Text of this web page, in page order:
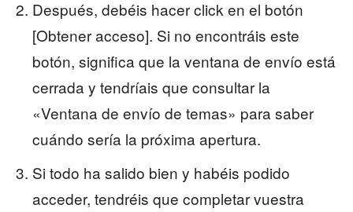
Después, debéis hacer click en el botón
[Obtener acceso]. Si no encontráis este
botón, significa que la ventana de envío está
cerrada y tendríais que consultar la
«Ventana de envío de temas» para saber
cuándo sería la próxima apertura.
Si todo ha salido bien y habéis podido
acceder, tendréis que completar vuestra